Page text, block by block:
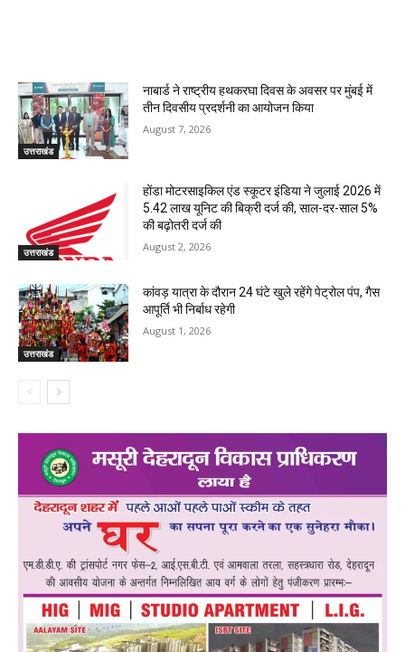
उत्तराखंड
नाबार्ड ने राष्ट्रीय हथकरघा दिवस के अवसर पर मुंबई में
तीन दिवसीय प्रदर्शनी का आयोजन किया
August 7, 2026
उत्तराखंड
होंडा मोटरसाइकिल एंड स्कूटर इंडिया ने जुलाई 2026 में
5.42 लाख यूनिट की बिक्री दर्ज की, साल-दर-साल 5%
की बढ़ोतरी दर्ज की
August 2, 2026
उत्तराखंड
कांवड़ यात्रा के दौरान 24 घंटे खुले रहेंगे पेट्रोल पंप, गैस
आपूर्ति भी निर्बाध रहेगी
August 1, 2026